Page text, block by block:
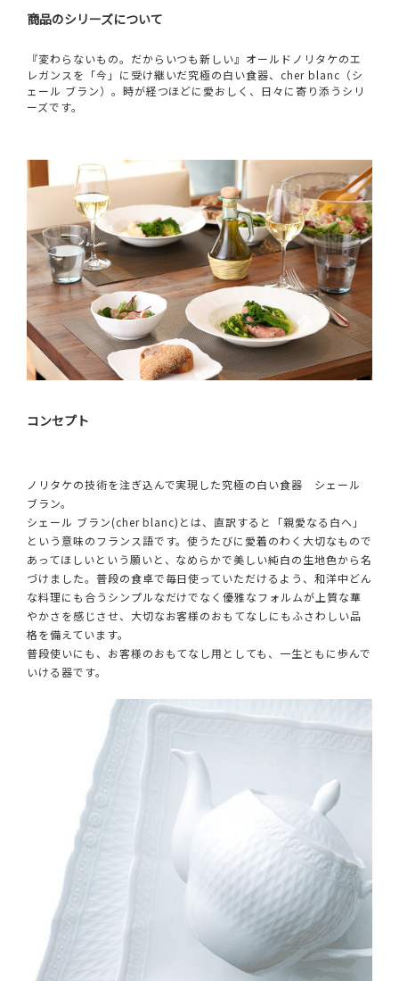
商品のシリーズについて
『変わらないもの。だからいつも新しい』オールドノリタケのエ
レガンスを「今」に受け継いだ究極の白い食器、cher blanc（シ
ェール ブラン）。時が経つほどに愛おしく、日々に寄り添うシリ
ーズです。
コンセプト
ノリタケの技術を注ぎ込んで実現した究極の白い食器 シェール
ブラン。
シェール ブラン(cher blanc)とは、直訳すると「親愛なる白へ」
という意味のフランス語です。使うたびに愛着のわく大切なもので
あってほしいという願いと、なめらかで美しい純白の生地色から名
づけました。普段の食卓で毎日使っていただけるよう、和洋中どん
な料理にも合うシンプルなだけでなく優雅なフォルムが上質な華
やかさを感じさせ、大切なお客様のおもてなしにもふさわしい品
格を備えています。
普段使いにも、お客様のおもてなし用としても、一生ともに歩んで
いける器です。